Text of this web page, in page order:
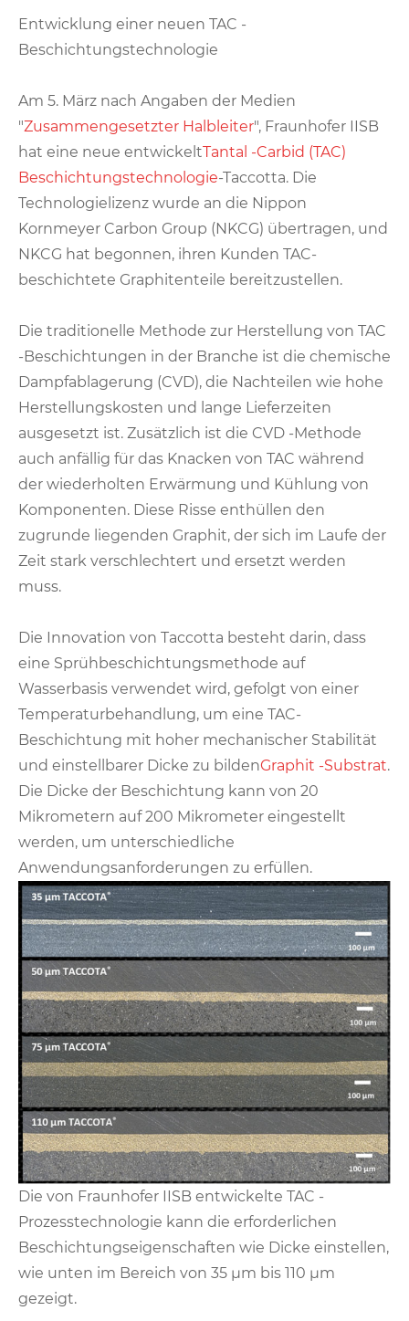
Entwicklung einer neuen TAC -
Beschichtungstechnologie
Am 5. März nach Angaben der Medien
"Zusammengesetzter Halbleiter", Fraunhofer IISB
hat eine neue entwickeltTantal -Carbid (TAC)
Beschichtungstechnologie-Taccotta. Die
Technologielizenz wurde an die Nippon
Kornmeyer Carbon Group (NKCG) übertragen, und
NKCG hat begonnen, ihren Kunden TAC-
beschichtete Graphitenteile bereitzustellen.
Die traditionelle Methode zur Herstellung von TAC
-Beschichtungen in der Branche ist die chemische
Dampfablagerung (CVD), die Nachteilen wie hohe
Herstellungskosten und lange Lieferzeiten
ausgesetzt ist. Zusätzlich ist die CVD -Methode
auch anfällig für das Knacken von TAC während
der wiederholten Erwärmung und Kühlung von
Komponenten. Diese Risse enthüllen den
zugrunde liegenden Graphit, der sich im Laufe der
Zeit stark verschlechtert und ersetzt werden
muss.
Die Innovation von Taccotta besteht darin, dass
eine Sprühbeschichtungsmethode auf
Wasserbasis verwendet wird, gefolgt von einer
Temperaturbehandlung, um eine TAC-
Beschichtung mit hoher mechanischer Stabilität
und einstellbarer Dicke zu bildenGraphit -Substrat.
Die Dicke der Beschichtung kann von 20
Mikrometern auf 200 Mikrometer eingestellt
werden, um unterschiedliche
Anwendungsanforderungen zu erfüllen.
Die von Fraunhofer IISB entwickelte TAC -
Prozesstechnologie kann die erforderlichen
Beschichtungseigenschaften wie Dicke einstellen,
wie unten im Bereich von 35 μm bis 110 μm
gezeigt.